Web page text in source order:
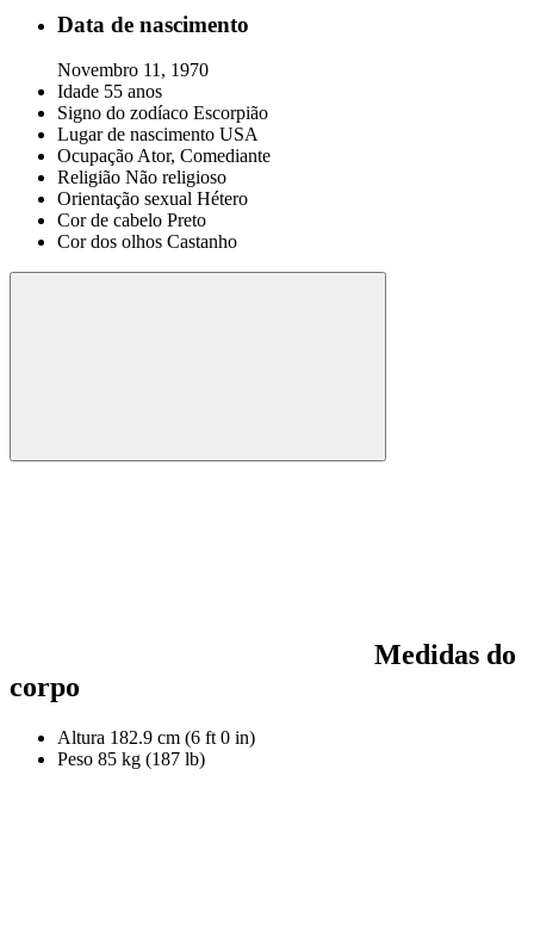
Data de nascimento
Novembro 11, 1970
Idade 55 anos
Signo do zodíaco Escorpião
Lugar de nascimento USA
OcupaçãoAtor, Comediante
Religião Não religioso
Orientação sexual Hétero
Cor de cabelo Preto
Cor dos olhos Castanho
Medidas do
corpo
Altura 182.9 cm (6 ft 0 in)
Peso 85 kg (187 lb)